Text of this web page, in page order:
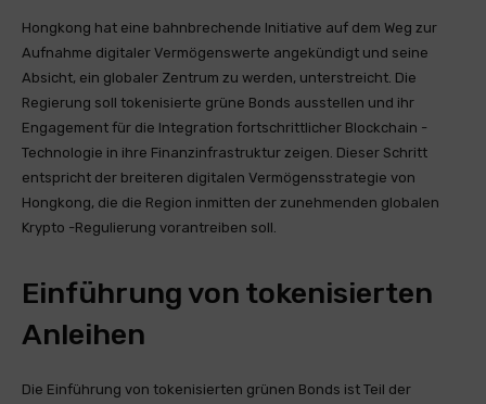
Hongkong hat eine bahnbrechende Initiative auf dem Weg zur
Aufnahme digitaler Vermögenswerte angekündigt und seine
Absicht, ein globaler Zentrum zu werden, unterstreicht. Die
Regierung soll tokenisierte grüne Bonds ausstellen und ihr
Engagement für die Integration fortschrittlicher Blockchain -
Technologie in ihre Finanzinfrastruktur zeigen. Dieser Schritt
entspricht der breiteren digitalen Vermögensstrategie von
Hongkong, die die Region inmitten der zunehmenden globalen
Krypto -Regulierung vorantreiben soll.
Einführung von tokenisierten
Anleihen
Die Einführung von tokenisierten grünen Bonds ist Teil der